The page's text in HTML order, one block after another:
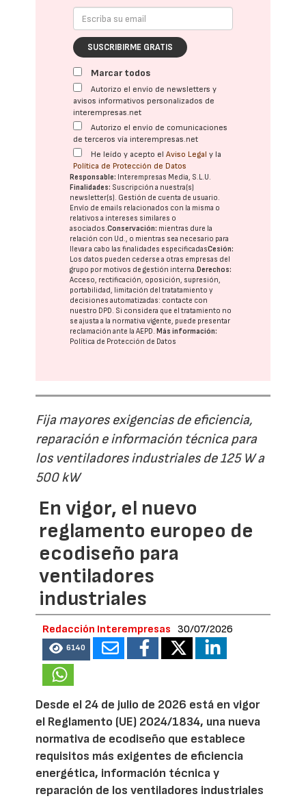
SUSCRIBIRME GRATIS
Marcar todos
Autorizo el envío de newsletters y
avisos informativos personalizados de
interempresas.net
Autorizo el envío de comunicaciones
de terceros vía interempresas.net
He leído y acepto elAviso Legal y la
Política de Protección de Datos
Responsable: Interempresas Media, S.L.U.
Finalidades: Suscripción a nuestra(s)
newsletter(s). Gestión de cuenta de usuario.
Envío de emails relacionados con la misma o
relativos a intereses similares o
asociados.Conservación: mientras dure la
relación con Ud., o mientras sea necesario para
llevar a cabo las finalidades especificadasCesión:
Los datos pueden cederse a otras empresas del
grupo por motivos de gestión interna. Derechos:
Acceso, rectificación, oposición, supresión,
portabilidad, limitación del tratatamiento y
decisiones automatizadas: contacte con
nuestro DPD. Si considera que el tratamiento no
se ajusta a la normativa vigente, puede presentar
reclamación ante laAEPD. Más información:
Política de Protección de Datos
Fija mayores exigencias de eficiencia,
reparación e información técnica para
los ventiladores industriales de 125 W a
500 kW
En vigor, el nuevo
reglamento europeo de
ecodiseño para
ventiladores
industriales
Redacción Interempresas 30/07/2026
6140
Desde el 24 de julio de 2026 está en vigor
el Reglamento (UE) 2024/1834, una nueva
normativa de ecodiseño que establece
requisitos más exigentes de eficiencia
energética, información técnica y
reparación de los ventiladores industriales